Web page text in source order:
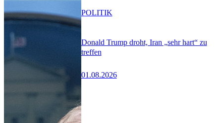
Donald Trump droht, Iran „sehr hart“ zu
treffen
01.08.2026
POLITIK